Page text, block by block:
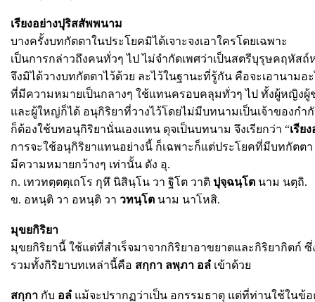
เรียงอย่างปุริสสัพพนาม
บางครั้งบทกัตตาในประโยคมิได้เจาะจงเอาใครโดยเฉพาะ
เป็นการกล่าวถึงคนทั่วๆ ไป ไม่จำกัดเพศว่าเป็นสตรีบุรุษคฤหัส
จึงมิได้วางบทกัตตาไว้ด้วย ละไว้ในฐานะที่รู้กัน คือจะเอานามอะ
ที่มีความหมายเป็นกลางๆ ใช้แทนครอบคลุมทั่วๆ ไป ทั้งผู้หญิงผู้
และผู้ใหญ่ก็ได้ อนุกิริยาที่วางไว้โดยไม่มีบทนามเป็นเจ้าของกำ
ก็ต้องใช้บทอนุกิริยานั่นเองแทน ดุจเป็นบทนาม จึงเรียกว่า “เรีย
การจะใช้อนุกิริยาแทนอย่างนี้ ก็เฉพาะก็แต่ประโยคที่มีบทกัตตา
มีความหมายกว้างๆ เท่านั้น ดัง อุ.
ก. เทวทตฺตตฺเถโร กุหึ นิสินฺโน วา ฐิโต วาติ ปุจฺฉนฺโตนาม นตฺถิ.
ข. อหนฺติ วา อหนฺติ วา วทนฺโตนาม นาโหสิ.
มุขยกิริยา
มุขยกิริยานี้ ใช้แต่ที่สำเร็จมาจากกิริยาอาขยาตและกิริยากิตก์
รวมทั้งกิริยาบทเหล่านี้คือ สกฺกา ลพฺภา อลํ เข้าด้วย
สกฺกากับ อลํแม้จะปรากฏว่าเป็น อกรรมธาตุ แต่ที่ท่านใช้ในข้